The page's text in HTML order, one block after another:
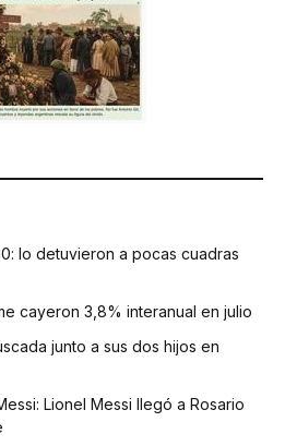
lo detuvieron a pocas cuadras
cayeron 3,8% interanual en julio
junto a sus dos hijos en
Lionel Messi llegó a Rosario